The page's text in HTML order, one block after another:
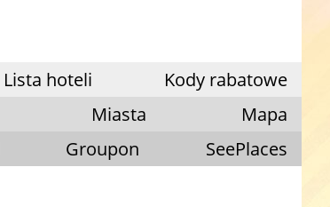
Lista hoteli
Kody rabatowe
Miasta
Mapa
Groupon SeePlaces